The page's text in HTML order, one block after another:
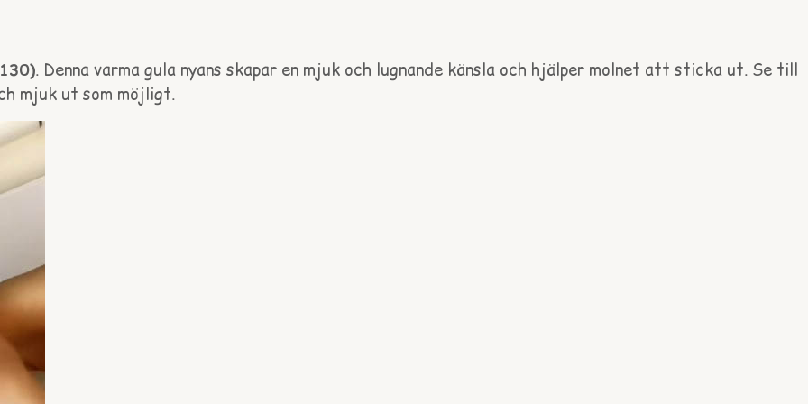
. Denna varma gula nyans skapar en mjuk och lugnande känsla och hjälper molnet att sticka ut. Se till
mjuk ut som möjligt.